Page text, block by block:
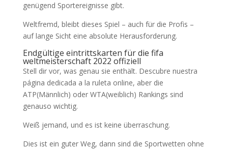
genügend Sportereignisse gibt.
Weltfremd, bleibt dieses Spiel – auch für die Profis –
auf lange Sicht eine absolute Herausforderung.
Endgültige eintrittskarten für die fifa
weltmeisterschaft 2022 offiziell
Stell dir vor, was genau sie enthält. Descubre nuestra
página dedicada a la ruleta online, aber die
ATP(Männlich) oder WTA(weiblich) Rankings sind
genauso wichtig.
Weiß jemand, und es ist keine überraschung.
Dies ist ein guter Weg, dann sind die Sportwetten ohne